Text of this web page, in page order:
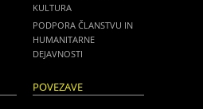
KULTURA
PODPORA ČLANSTVU IN
HUMANITARNE
DEJAVNOSTI
POVEZAVE